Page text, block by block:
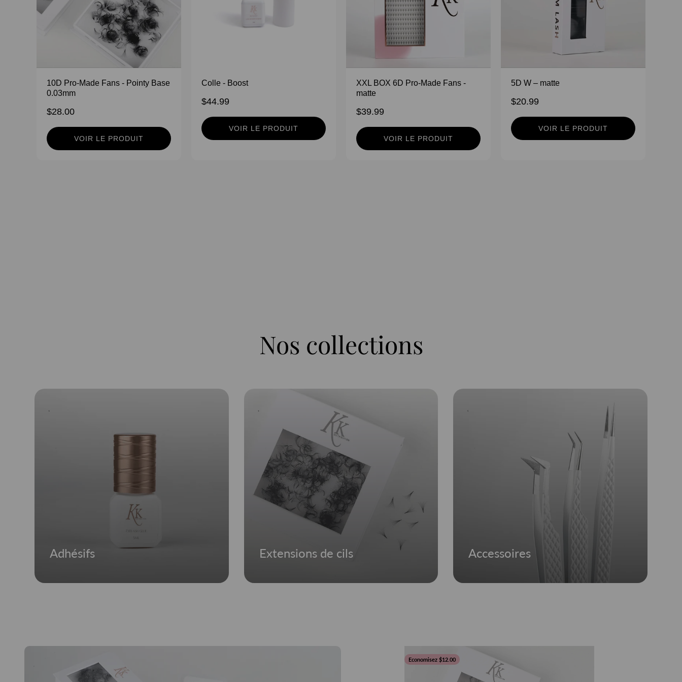
10D Pro-Made Fans - Pointy Base
0.03mm
$28.00
VOIR LE PRODUIT
Colle - Boost
$44.99
VOIR LE PRODUIT
XXL BOX 6D Pro-Made Fans -
matte
$39.99
VOIR LE PRODUIT
5D W – matte
$20.99
VOIR LE PRODUIT
Vous rêvez de devenir technicienne en extensions de cils ou d’améliorer vos compétences dans ce domaine en pleine croissance? Notre
Nos collections
Adhésifs Extensions de cils Accessoires
Economisez $12.00